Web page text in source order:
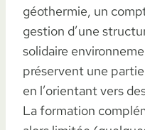
géothermie, un
gestion d’une
solidaire
préservent une
en l’orientant vers
La formation